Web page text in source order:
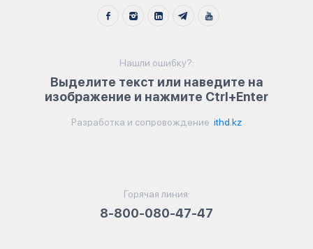
Нашли ошибку?:
Выделите текст или наведите на
изображение и нажмите Ctrl+Enter
Разработка и сопровождение ithd.kz
Горячая линия:
8-800-080-47-47